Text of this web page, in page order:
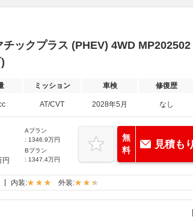
ックプラス (PHEV) 4WD MP202502
ミッション 車検 修復歴
AT/CVT 2028年5月 なし
円
Aプラン
: 1346.9万円
Bプラン
: 1347.4万円
無
料
見積も
内装: 外装: